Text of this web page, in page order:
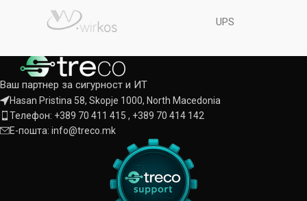
UPS
Ваш партнер за сигурност и ИТ
Hasan Pristina 58, Skopje 1000, North Macedonia
Телефон: +389 70 411 415 , +389 70 414 142
Е-пошта: info@treco.mk